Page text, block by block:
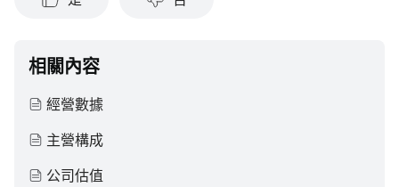
相關內容
經營數據
主營構成
公司估值